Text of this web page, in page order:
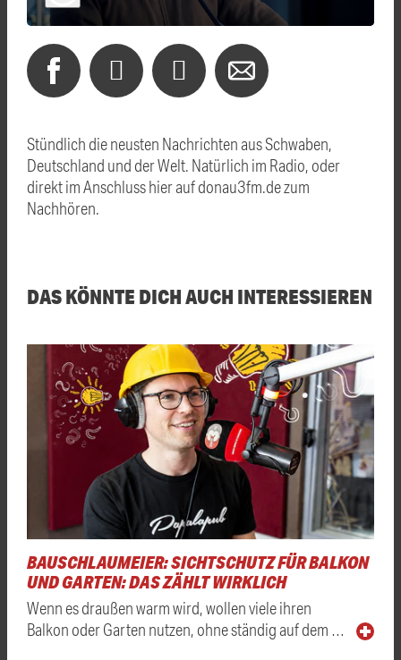
Stündlich die neusten Nachrichten aus Schwaben,
Deutschland und der Welt. Natürlich im Radio, oder
direkt im Anschluss hier auf donau3fm.de zum
Nachhören.
DAS KÖNNTE DICH AUCH INTERESSIEREN
BAUSCHLAUMEIER: SICHTSCHUTZ FÜR BALKON
UND GARTEN: DAS ZÄHLT WIRKLICH
Wenn es draußen warm wird, wollen viele ihren
Balkon oder Garten nutzen, ohne ständig auf dem …